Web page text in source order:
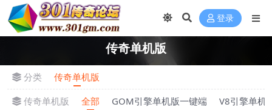
登录
传奇单机版
分类
传奇单机版
传奇单机版
全部 GOM引擎单机版一键端
V8引擎单机